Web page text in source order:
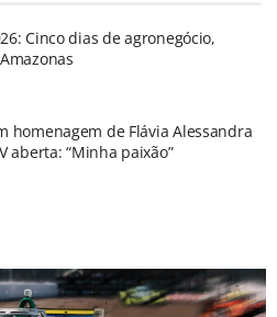
Cinco dias de agronegócio,
homenagem de Flávia Alessandra
aberta: “Minha paixão”